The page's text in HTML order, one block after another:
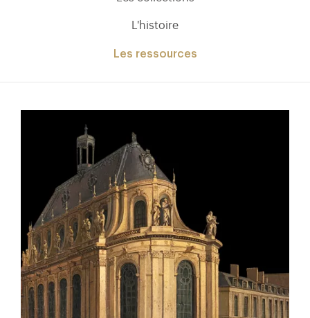
onglet)
nouvel onglet)
fenêtre modale)
de l'application (ouverture dans un nouvel onglet)
L'histoire
Les ressources